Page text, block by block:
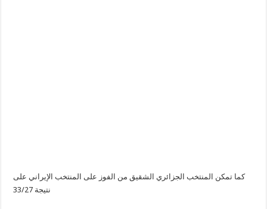
كما تمكن المنتخب الجزائري الشقيق من الفوز على المنتخب الإيراني على
نتيجة 33/27